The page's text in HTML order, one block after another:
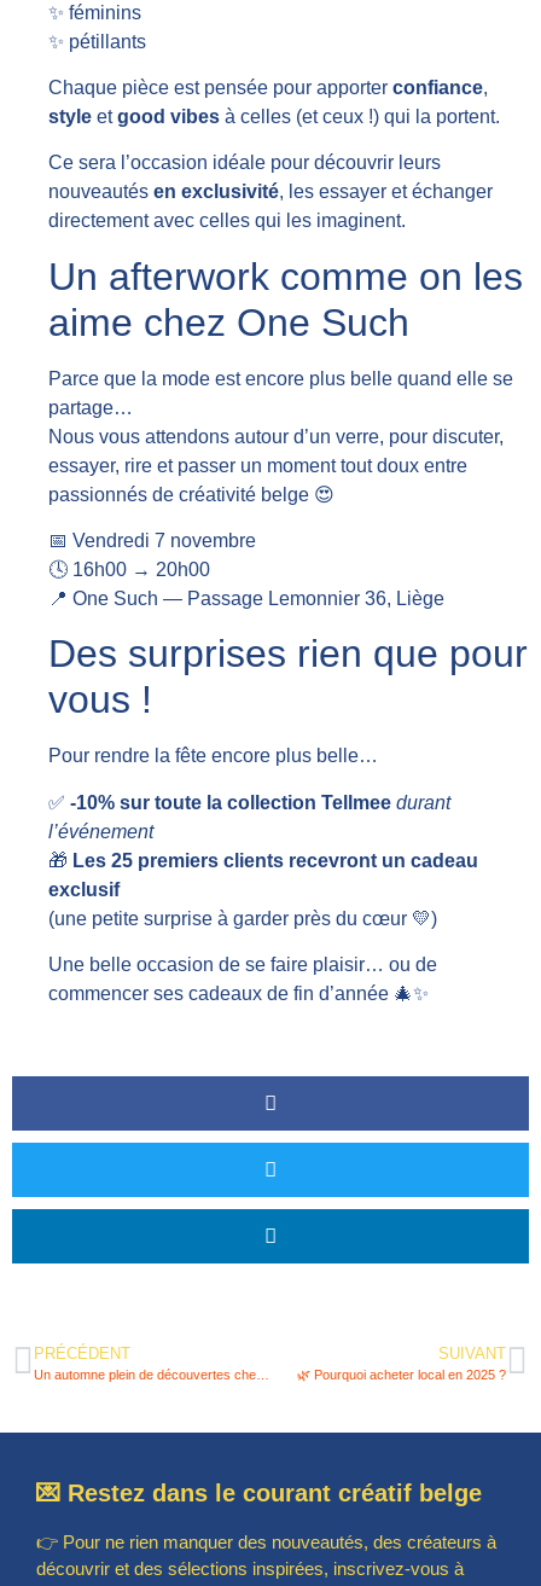
✨ féminins
✨ pétillants
Chaque pièce est pensée pour apporter confiance,
style etgood vibes à celles (et ceux !) qui la portent.
Ce sera l’occasion idéale pour découvrir leurs
nouveautés en exclusivité, les essayer et échanger
directement avec celles qui les imaginent.
Un afterwork comme on les
aime chez One Such
Parce que la mode est encore plus belle quand elle se
partage…
Nous vous attendons autour d’un verre, pour discuter,
essayer, rire et passer un moment tout doux entre
passionnés de créativité belge 😍
📅 Vendredi 7 novembre
🕓 16h00 → 20h00
📍 One Such — Passage Lemonnier 36, Liège
Des surprises rien que pour
vous !
Pour rendre la fête encore plus belle…
✅ -10% sur toute la collection Tellmee durant
l’événement
🎁 Les 25 premiers clients recevront un cadeau
exclusif
(une petite surprise à garder près du cœur 💛)
Une belle occasion de se faire plaisir… ou de
commencer ses cadeaux de fin d’année 🎄✨
PRÉCÉDENT SUIVANT
🌿 Pourquoi acheter local en 2025 ?
💌 Restez dans le courant créatif belge
👉 Pour ne rien manquer des nouveautés, des créateurs à
découvrir et des sélections inspirées, inscrivez-vous à